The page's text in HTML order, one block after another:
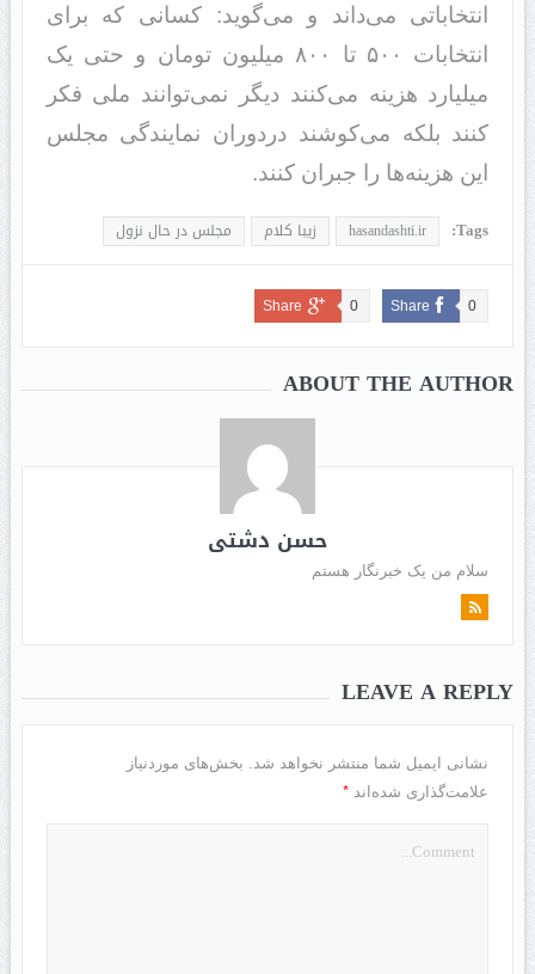
انتخاباتی می‌داند و می‌گوید: کسانی که برای
انتخابات ۵۰۰ تا ۸۰۰ میلیون تومان و حتی یک
میلیارد هزینه می‌کنند دیگر نمی‌توانند ملی فکر
کنند بلکه می‌کوشند دردوران نمایندگی مجلس
این هزینه‌ها را جبران کنند.
Tags:
hasandashti.ir زیبا کلام مجلس در حال نزول
Share 0
Share 0
ABOUT THE AUTHOR
حسن دشتی
سلام من یک خبرنگار هستم
LEAVE A REPLY
نشانی ایمیل شما منتشر نخواهد شد. بخش‌های موردنیاز
علامت‌گذاری شده‌اند *